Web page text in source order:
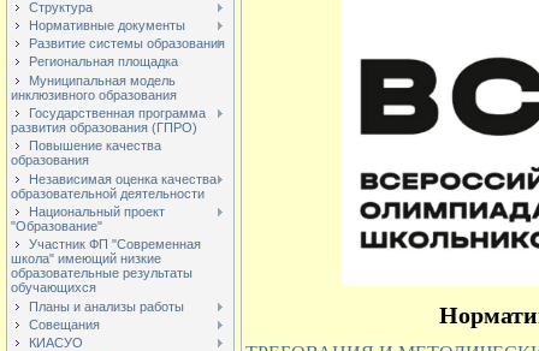
Структура
Нормативные документы
Развитие системы образования
Региональная площадка
Муниципальная модель
инклюзивного образования
Государственная программа
развития образования (ГПРО)
Повышение качества
образования
Независимая оценка качества
образовательной деятельности
Национальный проект
"Образование"
Участник ФП "Современная
школа" имеющий низкие
образовательные результаты
обучающихся
Планы и анализы работы
Совещания
КИАСУО